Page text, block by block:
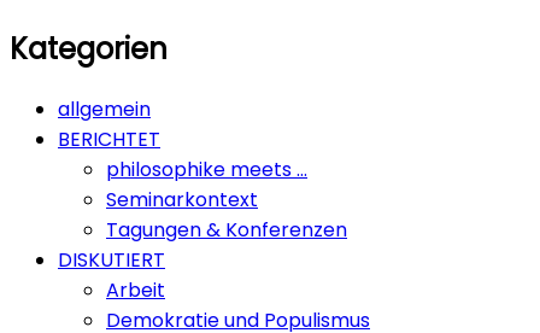
Kategorien
allgemein
BERICHTET
philosophike meets …
Seminarkontext
Tagungen & Konferenzen
DISKUTIERT
Arbeit
Demokratie und Populismus